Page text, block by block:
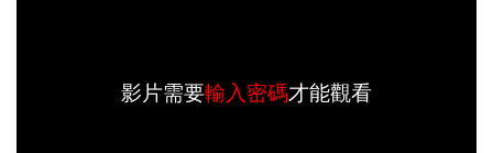
影片需要輸入密碼才能觀看